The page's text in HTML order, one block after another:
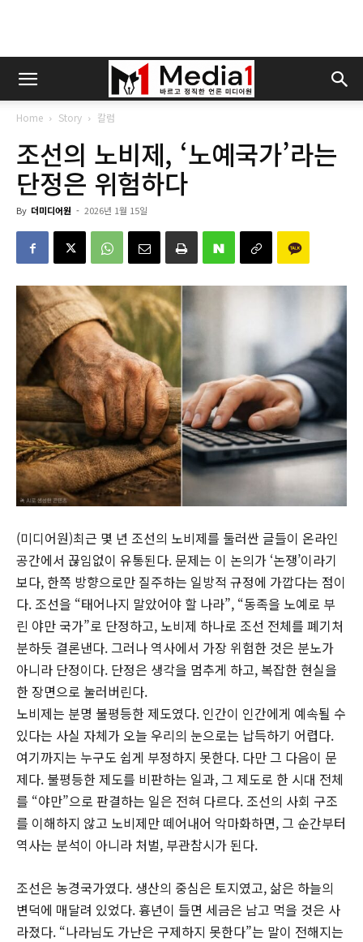
Home Story 칼럼
조선의 노비제, ‘노예국가’라는
단정은 위험하다
By 더미디어원 - 2026년 1월 15일
(미디어원)최근 몇 년 조선의 노비제를 둘러싼 글들이 온라인
공간에서 끊임없이 유통된다. 문제는 이 논의가 ‘논쟁’이라기
보다, 한쪽 방향으로만 질주하는 일방적 규정에 가깝다는 점이
다. 조선을 “태어나지 말았어야 할 나라”, “동족을 노예로 부
린 야만 국가”로 단정하고, 노비제 하나로 조선 전체를 폐기처
분하듯 결론낸다. 그러나 역사에서 가장 위험한 것은 분노가
아니라 단정이다. 단정은 생각을 멈추게 하고, 복잡한 현실을
한 장면으로 눌러버린다.
노비제는 분명 불평등한 제도였다. 인간이 인간에게 예속될 수
있다는 사실 자체가 오늘 우리의 눈으로는 납득하기 어렵다.
여기까지는 누구도 쉽게 부정하지 못한다. 다만 그 다음이 문
제다. 불평등한 제도를 비판하는 일과, 그 제도로 한 시대 전체
를 “야만”으로 판결하는 일은 전혀 다르다. 조선의 사회 구조
를 이해하지 않고 노비제만 떼어내어 악마화하면, 그 순간부터
역사는 분석이 아니라 처벌, 부관참시가 된다.
조선은 농경국가였다. 생산의 중심은 토지였고, 삶은 하늘의
변덕에 매달려 있었다. 흉년이 들면 세금은 남고 먹을 것은 사
라졌다. “나라님도 가난은 구제하지 못한다”는 말이 전해지는